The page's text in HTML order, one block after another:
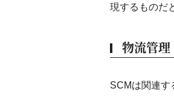
現するものだ
物流管
SCMは関連す